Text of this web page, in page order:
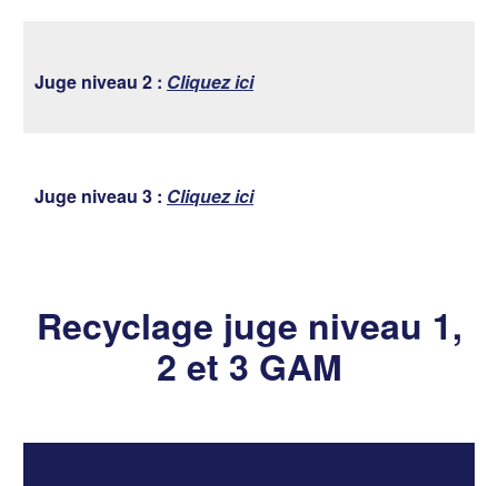
Juge niveau 2 : Cliquez ici
Juge niveau 3 : Cliquez ici
Recyclage juge niveau 1,
2 et 3 GAM